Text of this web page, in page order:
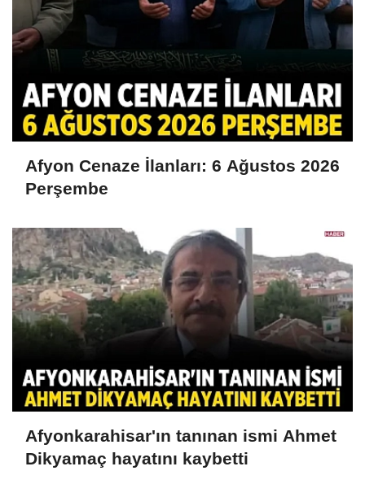
Afyon Cenaze İlanları: 6 Ağustos 2026
Perşembe
Afyonkarahisar'ın tanınan ismi Ahmet
Dikyamaç hayatını kaybetti